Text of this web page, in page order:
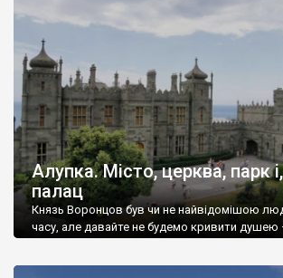
Алупка. Місто, церква, парк
палац
Князь Воронцов був чи не найвідомішою
часу, але давайте не будемо кривити душею